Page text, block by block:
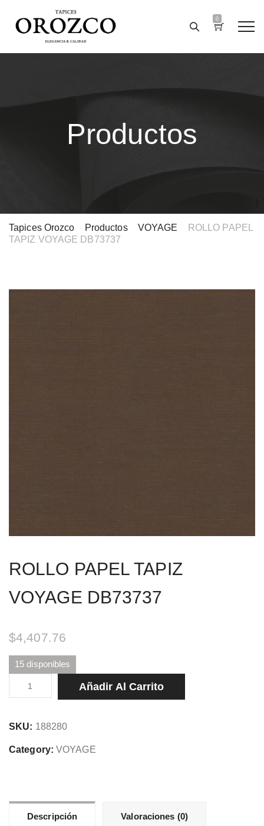
0
Productos
Tapices Orozco Productos> VOYAGE
ROLLO PAPEL
TAPIZ VOYAGE DB73737
ROLLO PAPEL TAPIZ
VOYAGE DB73737
$4,407.76
15 disponibles
ROLLO
PAPEL
VOYAGE
DB73737
Añadir Al Carrito
SKU: 188280
Category: VOYAGE
Descripción Valoraciones (0)